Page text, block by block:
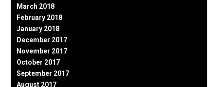
March 2018
February 2018
January 2018
December 2017
November 2017
October 2017
September 2017
August 2017